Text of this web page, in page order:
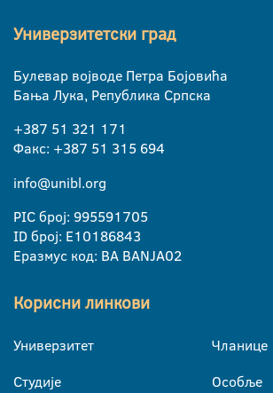
Универзитетски град
Булевар војводе Петра Бојовића
Бања Лука, Република Српска
+387 51 321 171
Факс: +387 51 315 694
info@unibl.org
PIC број: 995591705
ID број: E10186843
Еразмус код: BA BANJA02
Корисни линкови
Универзитет
Студије
Чланице
Особље